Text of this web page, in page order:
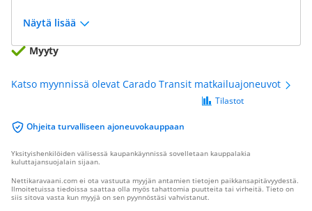
Näytä lisää
Myyty
Katso myynnissä olevat Carado Transit matkailuajoneuvot
Ohjeita turvalliseen ajoneuvokauppaan
Tilastot
Yksityishenkilöiden välisessä kaupankäynnissä sovelletaan kauppalakia
kuluttajansuojalain sijaan.
Nettikaravaani.com ei ota vastuuta myyjän antamien tietojen paikkansapitävyydestä.
Ilmoitetuissa tiedoissa saattaa olla myös tahattomia puutteita tai virheitä. Tieto on
siis sitova vasta kun myyjä on sen pyynnöstäsi vahvistanut.